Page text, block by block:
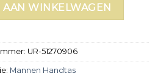
WINKELWAGEN
UR-51270906
Mannen Handtas